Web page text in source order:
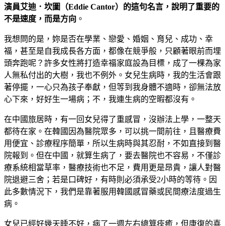
演員艾迪．坎圖（Eddie Cantor）的這句名言，說明了重要的
不是速度，而是方向 。
我想問的是，妳是否在學業、戀愛、婚姻、育兒、成功、幸
福，甚至是自我成長各方面，都像在競爭般，只顧著眼前而埋
頭奔跑呢？許多女性將打造幸福家庭設為目標，成了一棵為家
人無私付出的大樹，我也不例外。女兒生病時，我的生活會跟
著停擺，一心只為孩子奉獻，但等到我身體不適時，卻無法放
心下來，好好生一場病；不，我連生病的空暇都沒有。
在中國旅居時，有一回女兒得了重感冒，沒辦法上學，一整天
都待在家。在韓國因為醫院眾多，可以挑一間前往，且醫療費
用便宜、診療程序簡單，所以生病時與其忍耐，不如直接到醫
院報到。但在中國，就算生病了，要去醫院也不容易，不僅診
療系統相當草率，醫療技術也不足，費用更是昂貴，讓人對醫
院退避三舍；若是口碑好，有時則必須承受2小時的等待。因
此多數情況下，我們是靠著服用韓國感冒藥或民間療法度過生
病。
女兒已經好幾天睡不好，病了一週左右總算痊癒，但康復的喜